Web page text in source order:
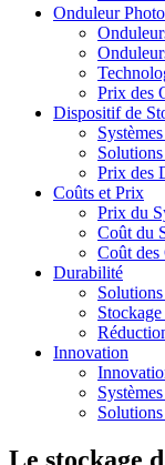
Onduleur
Prix des
Dispositif de
Prix des
Coûts et Prix
Prix du
Coût du
Coût des
Durabilité
Innovation